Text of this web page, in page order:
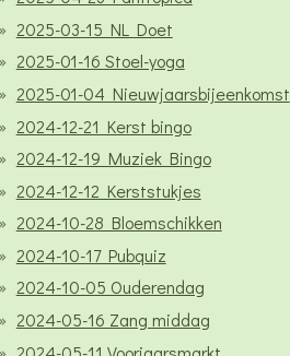
2025-03-15 NL Doet
2025-01-16 Stoel-yoga
2025-01-04 Nieuwjaarsbijeenkomst
2024-12-21 Kerst bingo
2024-12-19 Muziek Bingo
2024-12-12 Kerststukjes
2024-10-28 Bloemschikken
2024-10-17 Pubquiz
2024-10-05 Ouderendag
2024-05-16 Zang middag